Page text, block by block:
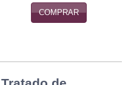
COMPRAR